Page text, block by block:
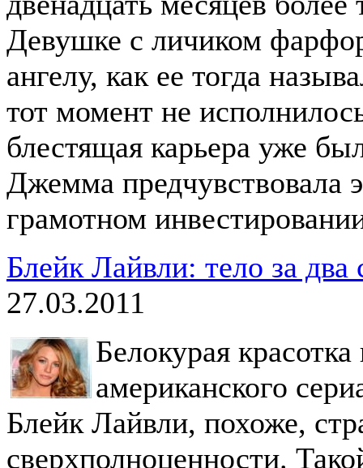
Девушке с личиком
ангелу, как ее тогда
тот момент не
блестящая карьера уже
Джемма предчувствовала
грамотном
Блейк Лайвли: тело за
27.03.2011
Белокурая
американского
Блейк Лайвли, похоже,
сверхполноценности.